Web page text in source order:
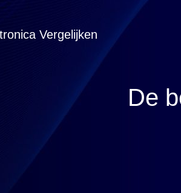
Vergelijken
De